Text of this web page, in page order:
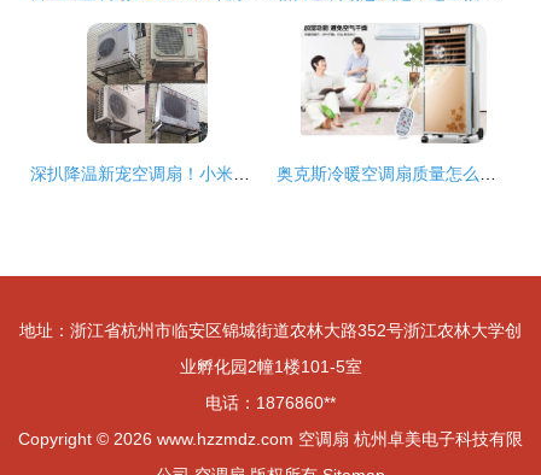
地址：浙江省杭州市临安区锦城街道农林大路352号浙江农林大学创
业孵化园2幢1楼101-5室
电话：1876860**
Copyright © 2026 www.hzzmdz.com 空调扇 杭州卓美电子科技有限